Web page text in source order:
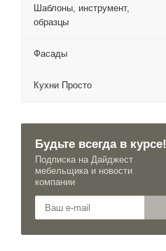
Шаблоны, инструмент,
образцы
Фасады
Кухни Просто
Будьте всегда в курсе!
Подписка на Дайджест
мебельщика и новости
компании